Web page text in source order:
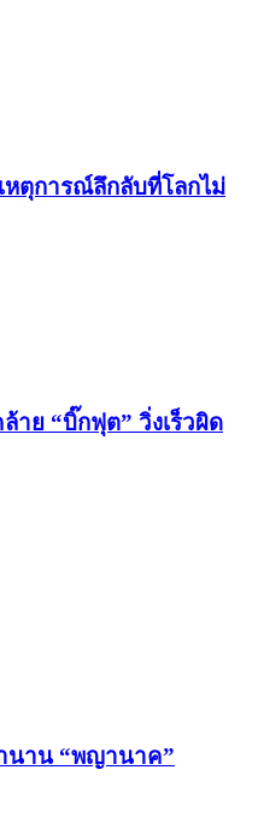
หตุการณ์ลึกลับที่โลกไม่
าย “บิ๊กฟุต” วิ่งเร็วผิด
นาน “พญานาค”